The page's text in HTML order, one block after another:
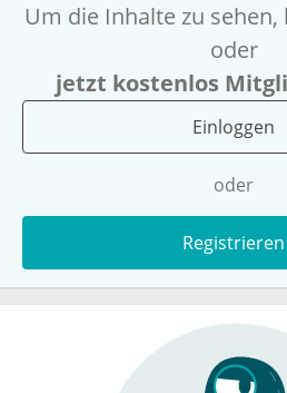
Um die Inhalte zu sehen,
oder
jetzt kostenlos
Einloggen
oder
Registrieren